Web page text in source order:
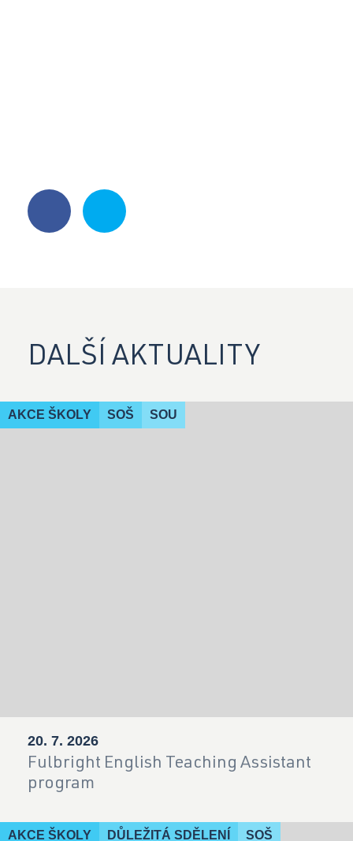
DALŠÍ AKTUALITY
AKCE ŠKOLY SOŠ SOU
20. 7. 2026
Fulbright English Teaching Assistant
program
AKCE ŠKOLY DŮLEŽITÁ SDĚLENÍ SOŠ